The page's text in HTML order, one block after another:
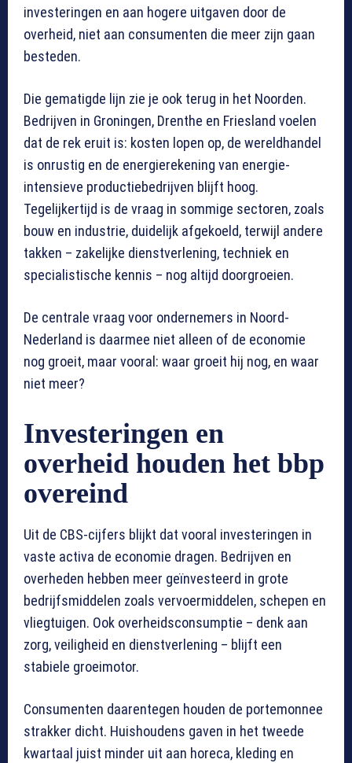
investeringen en aan hogere uitgaven door de
overheid, niet aan consumenten die meer zijn gaan
besteden.
Die gematigde lijn zie je ook terug in het Noorden.
Bedrijven in Groningen, Drenthe en Friesland voelen
dat de rek eruit is: kosten lopen op, de wereldhandel
is onrustig en de energierekening van energie-
intensieve productiebedrijven blijft hoog.
Tegelijkertijd is de vraag in sommige sectoren, zoals
bouw en industrie, duidelijk afgekoeld, terwijl andere
takken – zakelijke dienstverlening, techniek en
specialistische kennis – nog altijd doorgroeien.
De centrale vraag voor ondernemers in Noord-
Nederland is daarmee niet alleen of de economie
nog groeit, maar vooral: waar groeit hij nog, en waar
niet meer?
Investeringen en
overheid houden het bbp
overeind
Uit de CBS-cijfers blijkt dat vooral investeringen in
vaste activa de economie dragen. Bedrijven en
overheden hebben meer geïnvesteerd in grote
bedrijfsmiddelen zoals vervoermiddelen, schepen en
vliegtuigen. Ook overheidsconsumptie – denk aan
zorg, veiligheid en dienstverlening – blijft een
stabiele groeimotor.
Consumenten daarentegen houden de portemonnee
strakker dicht. Huishoudens gaven in het tweede
kwartaal juist minder uit aan horeca, kleding en